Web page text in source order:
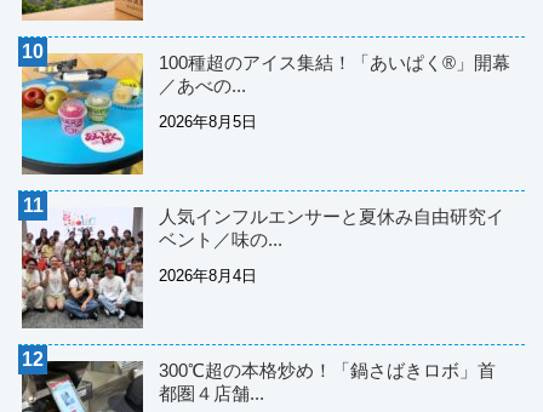
100種超のアイス集結！「あいぱく®」開幕
／あべの...
2026年8月5日
人気インフルエンサーと夏休み自由研究イ
ベント／味の...
2026年8月4日
300℃超の本格炒め！「鍋さばきロボ」首
都圏４店舗...